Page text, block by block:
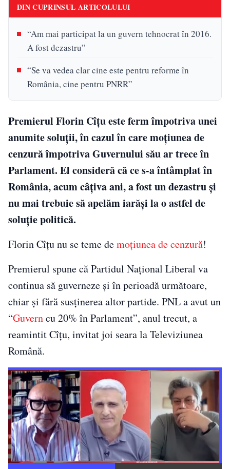
DIN CUPRINSUL ARTICOLULUI
“Am mai participat la un guvern tehnocrat în 2016.
A fost dezastru”
“Se va vedea clar cine este pentru reforme în
România, cine pentru PNRR”
Premierul Florin Cîţu este ferm împotriva unei
anumite soluţii, în cazul în care moţiunea de
cenzură împotriva Guvernului său ar trece în
Parlament. El consideră că ce s-a întâmplat în
România, acum câţiva ani, a fost un dezastru şi
nu mai trebuie să apelăm iarăşi la o astfel de
soluţie politică.
Florin Cîţu nu se teme demoţiunea de cenzură!
Premierul spune că Partidul Naţional Liberal va
continua să guverneze şi în perioadă următoare,
chiar şi fără susţinerea altor partide. PNL a avut un
“Guverncu 20% în Parlament”, anul trecut, a
reamintit Cîţu, invitat joi seara la Televiziunea
Română.